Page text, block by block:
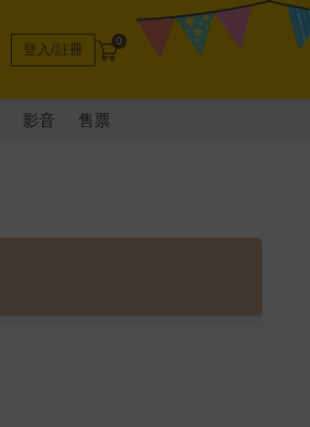
登入/註冊 0
影音 售票